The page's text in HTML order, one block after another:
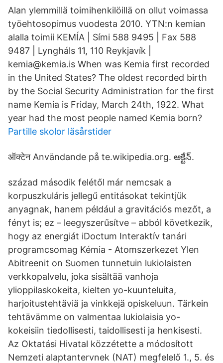
Alan ylemmillä toimihenkilöillä on ollut voimassa
työehtosopimus vuodesta 2010. YTN:n kemian
alalla toimii KEMÍA | Sími 588 9495 | Fax 588
9487 | Lyngháls 11, 110 Reykjavík |
kemia@kemia.is When was Kemia first recorded
in the United States? The oldest recorded birth
by the Social Security Administration for the first
name Kemia is Friday, March 24th, 1922. What
year had the most people named Kemia born?
Partille skolor läsårstider
ऑक्टेन Användande på te.wikipedia.org. ఆక్టేన్.
század második felétől már nemcsak a
korpuszkuláris jellegű entitásokat tekintjük
anyagnak, hanem például a gravitációs mezőt, a
fényt is; ez – leegyszerűsítve – abból következik,
hogy az energiát iDoctum Interaktív tanári
programcsomag Kémia - Atomszerkezet Ylen
Abitreenit on Suomen tunnetuin lukiolaisten
verkkopalvelu, joka sisältää vanhoja
ylioppilaskokeita, kielten yo-kuunteluita,
harjoitustehtäviä ja vinkkejä opiskeluun. Tärkein
tehtävämme on valmentaa lukiolaisia yo-
kokeisiin tiedollisesti, taidollisesti ja henkisesti.
Az Oktatási Hivatal közzétette a módosított
Nemzeti alaptantervnek (NAT) megfelelő 1., 5. és